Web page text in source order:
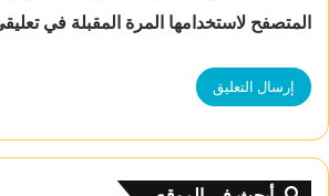
المتصفح لاستخدامها المرة المقبلة في